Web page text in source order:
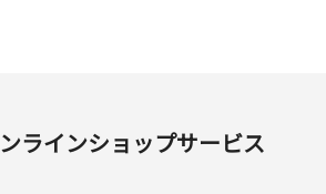
ラインショップサービス